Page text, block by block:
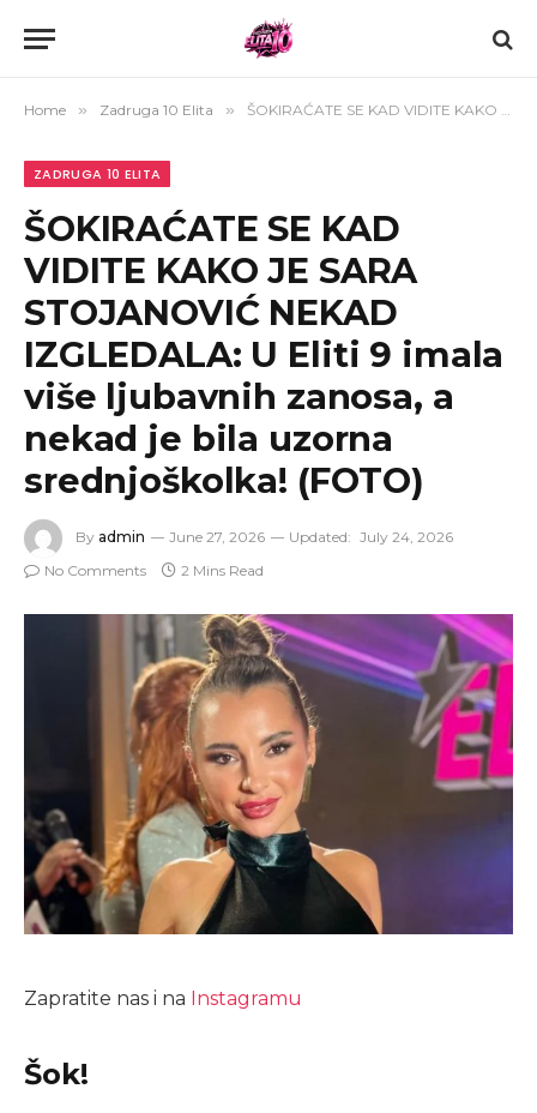
Home » Zadruga 10 Elita » ŠOKIRAĆATE SE KAD VIDITE KAKO JE SARA STOJANOVIĆ NEKAD IZGLEDALA: U Eliti 9 imala više ljubavnih zanosa, a nekad je bila uzorna srednjoškolka! (FOTO)
ZADRUGA 10 ELITA
ŠOKIRAĆATE SE KAD
VIDITE KAKO JE SARA
STOJANOVIĆ NEKAD
IZGLEDALA: U Eliti 9 imala
više ljubavnih zanosa, a
nekad je bila uzorna
srednjoškolka! (FOTO)
By admin June 27, 2026 Updated: July 24, 2026
No Comments
2 Mins Read
Zapratite nas i na Instagramu
Šok!